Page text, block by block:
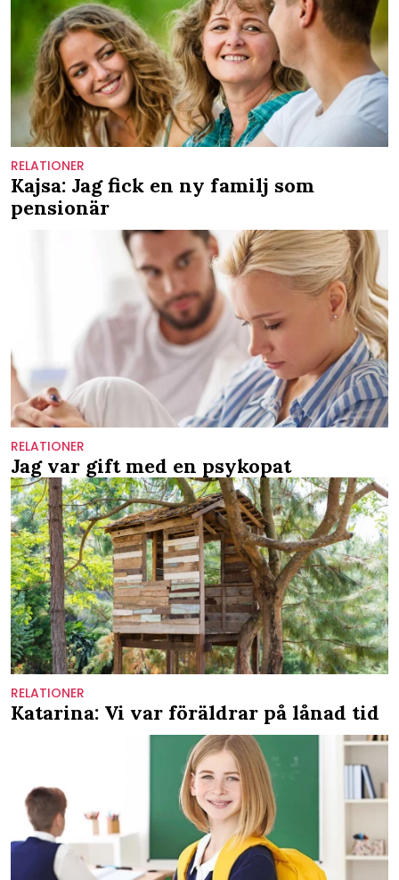
RELATIONER
Kajsa: Jag fick en ny familj som
pensionär
RELATIONER
Jag var gift med en psykopat
RELATIONER
Katarina: Vi var föräldrar på lånad tid